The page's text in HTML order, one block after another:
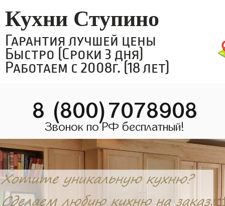
Кухни Ступино
Гарантия лучшей цены
Быстро (Сроки 3 дня)
Работаем с 2008г. (18 лет)
8 (800)7078908
Звонок по РФ бесплатный!